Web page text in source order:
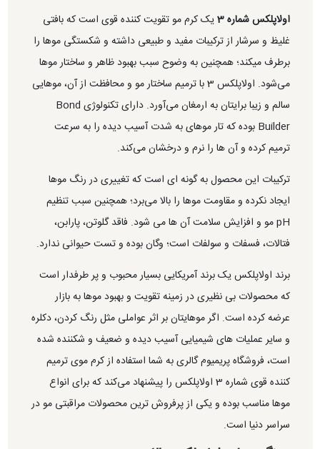
اولاپلکس شماره 3 یک کرم مو تقویت کننده قوی است که بافتی
غلیظ و سرشار از ترکیبات مفید و طبیعی داشته و شکستگی موها را
برطرف می‎کند؛ همچنین به وضوح سبب بهبود ظاهر و ساختار موها
می‌شود. اولاپلکس 3 با ترمیم ساختار مو و محافظت از آن، موهایی
سالم و زیبا برایتان به ارمغان می‌آورد. دارای تکنولوژی Bond
Builder بوده که تار موهای به شدت آسیب دیده را به سرعت
ترمیم کرده و آن ها را نرم و درخشان می‌کند.
ترکیبات این محصول به گونه ای است که تغییری در رنگ موها
ایجاد نکرده و مقاومت موها را بالا می‌برد؛ همچنین سبب تنظیم
pH مو و افزایش سلامت آن ها می شود. فاقد گلوتن، پارابن،
فتالات، فسفات و سولفات است؛ وگان بوده و تست حیوانی ندارد.
برند اولاپلکس یک برند آمریکایی بسیار محبوب و پر طرفدار است
که محصولات بی نظیری در زمینه تقویت و بهبود موها به بازار
عرضه کرده است. اگر موهایتان بر اثر عواملی مثل رنگ کردن، دکلره
و سایر عملیات های شیمیایی آسیب دیده و ضعیف و شکننده شده
است، فروشگاه پریمیوم گالری به شما استفاده از کرم موی ترمیم
کننده قوی شماره 3 اولاپلکس را پیشنهاد می‌کند که برای انواع
موها مناسب بوده و یکی از پرفروش ترین محصولات مراقبتی مو در
سراسر دنیا است.